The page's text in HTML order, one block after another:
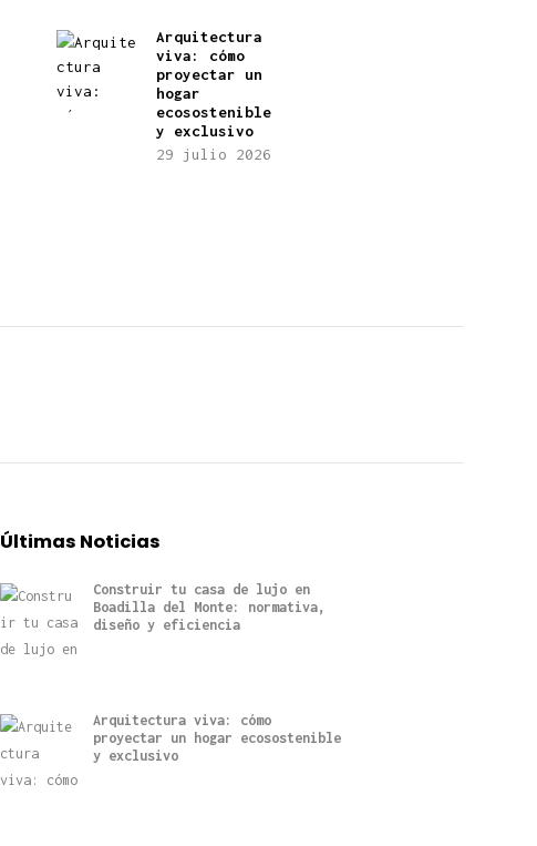
Arquitectura
viva: cómo
proyectar un
hogar
ecosostenible
y exclusivo
29 julio 2026
Últimas Noticias
Construir tu casa de lujo en
Boadilla del Monte: normativa,
diseño y eficiencia
Arquitectura viva: cómo
proyectar un hogar ecosostenible
y exclusivo